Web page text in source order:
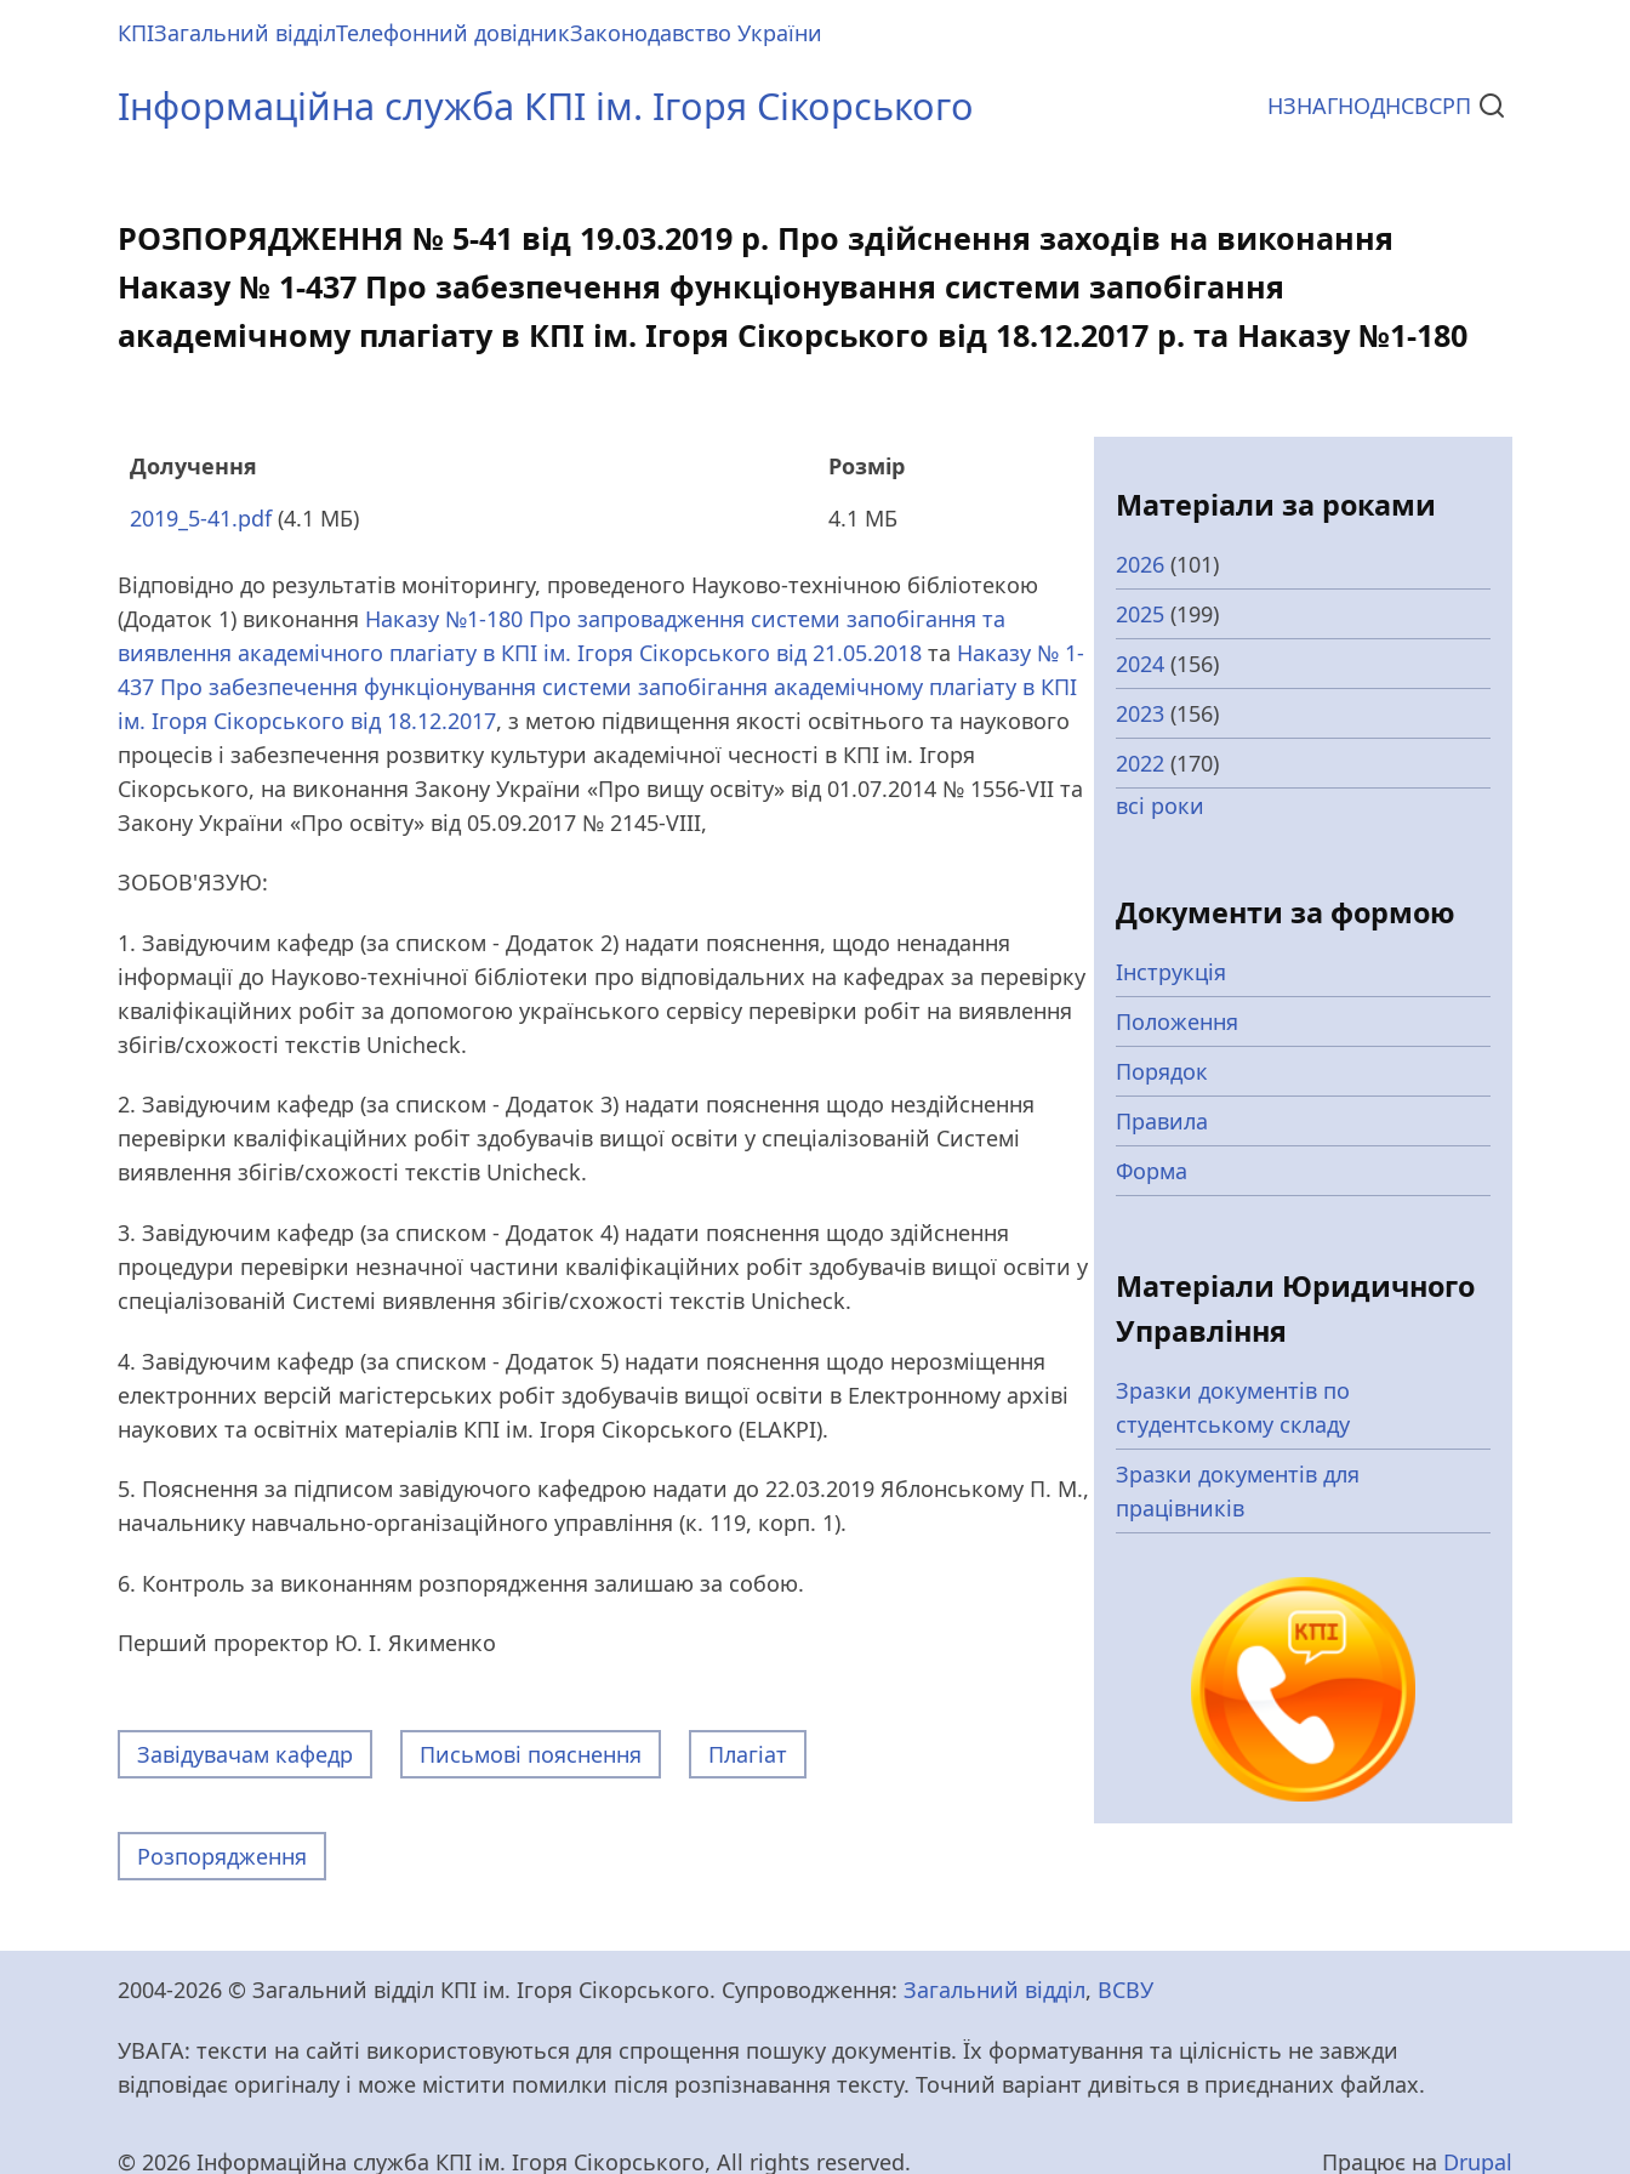
menu
КПІЗагальний відділТелефонний довідникЗаконодавство України
Інформаційна служба КПІ ім. Ігоря Сікорського Документи
НЗНАГНОДНСВСРП
РОЗПОРЯДЖЕННЯ № 5-41 від 19.03.2019 р. Про здійснення заходів на виконання
Наказу № 1-437 Про забезпечення функціонування системи запобігання
академічному плагіату в КПІ ім. Ігоря Сікорського від 18.12.2017 р. та Наказу №1-180
Долучення
Розмір
2019_5-41.pdf (4.1 МБ) 4.1 МБ
Відповідно до результатів моніторингу, проведеного Науково-технічною бібліотекою
(Додаток 1) виконання Наказу №1-180 Про запровадження системи запобігання та
виявлення академічного плагіату в КПІ ім. Ігоря Сікорського від 21.05.2018 та Наказу № 1-
437 Про забезпечення функціонування системи запобігання академічному плагіату в КПІ
ім. Ігоря Сікорського від 18.12.2017, з метою підвищення якості освітнього та наукового
процесів і забезпечення розвитку культури академічної чесності в КПІ ім. Ігоря
Сікорського, на виконання Закону України «Про вищу освіту» від 01.07.2014 № 1556-VII та
Закону України «Про освіту» від 05.09.2017 № 2145-VIII,
ЗОБОВ'ЯЗУЮ:
1. Завідуючим кафедр (за списком - Додаток 2) надати пояснення, щодо ненадання
інформації до Науково-технічної бібліотеки про відповідальних на кафедрах за перевірку
кваліфікаційних робіт за допомогою українського сервісу перевірки робіт на виявлення
збігів/схожості текстів Unicheck.
2. Завідуючим кафедр (за списком - Додаток 3) надати пояснення щодо нездійснення
перевірки кваліфікаційних робіт здобувачів вищої освіти у спеціалізованій Системі
виявлення збігів/схожості текстів Unicheck.
3. Завідуючим кафедр (за списком - Додаток 4) надати пояснення щодо здійснення
процедури перевірки незначної частини кваліфікаційних робіт здобувачів вищої освіти у
спеціалізованій Системі виявлення збігів/схожості текстів Unicheck.
4. Завідуючим кафедр (за списком - Додаток 5) надати пояснення щодо нерозміщення
електронних версій магістерських робіт здобувачів вищої освіти в Електронному архіві
наукових та освітніх матеріалів КПІ ім. Ігоря Сікорського (ELAKPI).
5. Пояснення за підписом завідуючого кафедрою надати до 22.03.2019 Яблонському П. М.,
начальнику навчально-організаційного управління (к. 119, корп. 1).
6. Контроль за виконанням розпорядження залишаю за собою.
Перший проректор Ю. І. Якименко
Завідувачам кафедр Письмові пояснення Плагіат
Розпорядження
Матеріали за роками
2026 (101)
2025 (199)
2024 (156)
2023 (156)
2022 (170)
всі роки
Документи за формою
Інструкція
Положення
Порядок
Правила
Форма
Матеріали Юридичного
Управління
Зразки документів по
студентському складу
Зразки документів для
працівників
2004-2026 © Загальний відділ КПІ ім. Ігоря Сікорського. Супроводження: Загальний відділ, ВСВУ
УВАГА: тексти на сайті використовуються для спрощення пошуку документів. Їх форматування та цілісність не завжди
відповідає оригіналу і може містити помилки після розпізнавання тексту. Точний варіант дивіться в приєднаних файлах.
© 2026 Інформаційна служба КПІ ім. Ігоря Сікорського, All rights reserved. Працює на Drupal